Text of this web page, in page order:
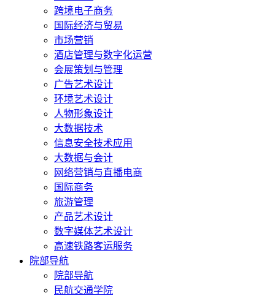
跨境电子商务
国际经济与贸易
市场营销
酒店管理与数字化运营
会展策划与管理
广告艺术设计
环境艺术设计
人物形象设计
大数据技术
信息安全技术应用
大数据与会计
网络营销与直播电商
国际商务
旅游管理
产品艺术设计
数字媒体艺术设计
高速铁路客运服务
院部导航
院部导航
民航交通学院